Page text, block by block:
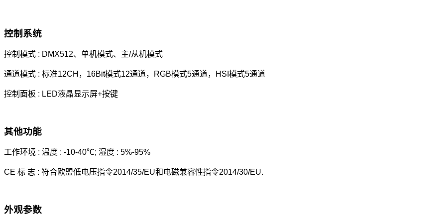
控制系统
控制模式 : DMX512、单机模式、主/从机模式
通道模式 : 标准12CH，16Bit模式12通道，RGB模式5通道，HSI模式5通道
控制面板 : LED液晶显示屏+按键
其他功能
工作环境 : 温度 : -10-40℃; 湿度 : 5%-95%
CE 标 志 : 符合欧盟低电压指令2014/35/EU和电磁兼容性指令2014/30/EU.
外观参数